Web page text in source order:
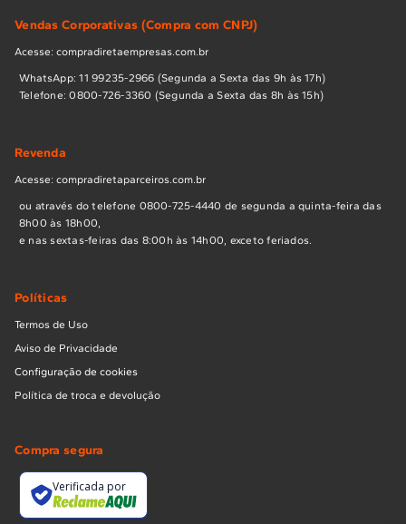
Vendas Corporativas (Compra com CNPJ)
Acesse: compradiretaempresas.com.br
WhatsApp: 11 99235-2966 (Segunda a Sexta das 9h às 17h)
Telefone: 0800-726-3360 (Segunda a Sexta das 8h às 15h)
Revenda
Acesse: compradiretaparceiros.com.br
ou através do telefone 0800-725-4440 de segunda a quinta-feira das
8h00 às 18h00,
e nas sextas-feiras das 8:00h às 14h00, exceto feriados.
Políticas
Termos de Uso
Aviso de Privacidade
Configuração de cookies
Política de troca e devolução
Compra segura
Verificada por